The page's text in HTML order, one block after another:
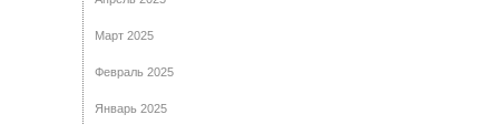
Март 2025
Февраль 2025
Январь 2025